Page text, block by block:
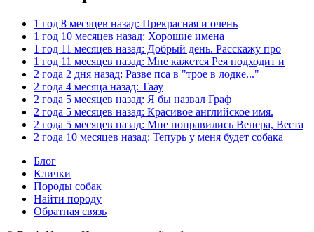
1 год 8 месяцев назад: Прекрасная и очень
1 год 10 месяцев назад: Хорошие имена
1 год 11 месяцев назад: Добрый день. Расскажу про
1 год 11 месяцев назад: Мне кажется Рея подходит и
2 года 2 дня назад: Разве пса в "трое в лодке..."
2 года 4 месяца назад: Таау
2 года 5 месяцев назад: Я бы назвал Граф
2 года 5 месяцев назад: Красивое английское имя.
2 года 5 месяцев назад: Мне понравились Венера, Веста
2 года 10 месяцев назад: Тепурь у меня будет собака
Блог
Клички
Породы собак
Найти породу
Обратная связь